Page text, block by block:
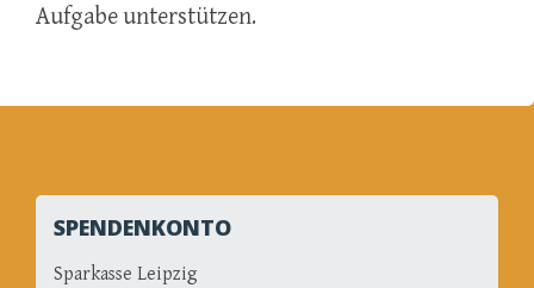
Aufgabe unterstützen.
SPENDENKONTO
Sparkasse Leipzig